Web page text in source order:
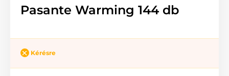
Pasante Warming 144 db
Kérésre